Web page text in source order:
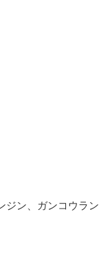
ジン、ガンコウラン